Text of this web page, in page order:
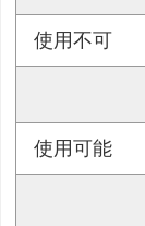
使用不可
使用可能